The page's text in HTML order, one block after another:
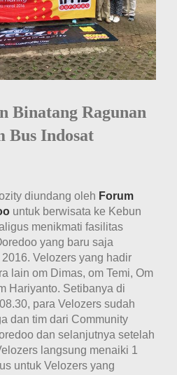
Binatang Ragunan
Bus Indosat
diundang oleh Forum
untuk berwisata ke Kebun
menikmati fasilitas
yang baru saja
Velozers yang hadir
lain om Dimas, om Temi, Om
Hariyanto. Setibanya di
para Velozers sudah
dan tim dari Community
dan selanjutnya setelah
langsung menaiki 1
untuk Velozers yang